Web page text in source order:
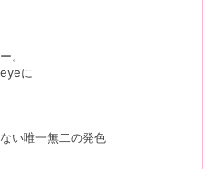
。
に
い唯一無二の発色